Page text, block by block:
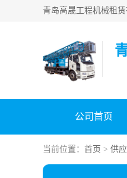
公司首页
当前位置： 首页 > 供